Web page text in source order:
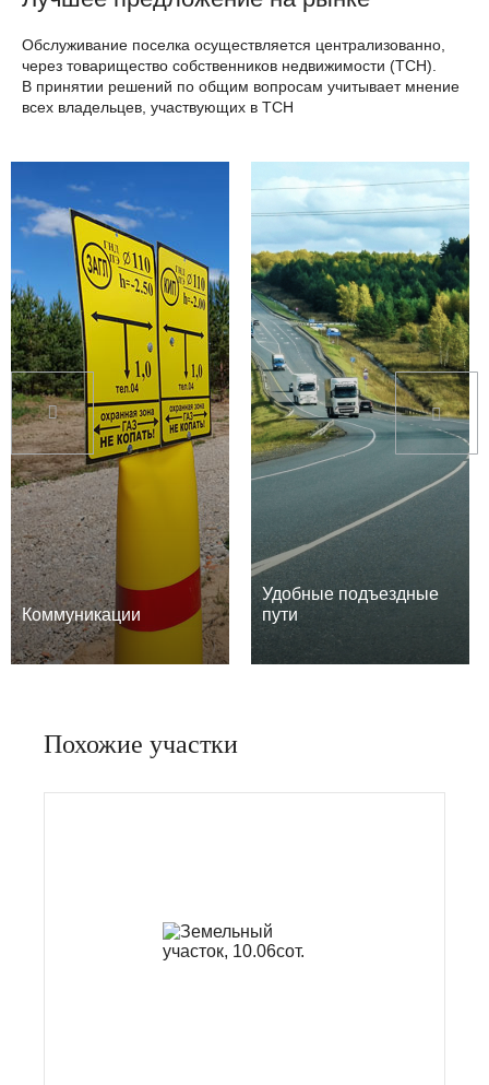
Обслуживание поселка осуществляется централизованно,
через товарищество собственников недвижимости (ТСН).
В принятии решений по общим вопросам учитывает мнение
всех владельцев, участвующих в ТСН
Коммуникации
Удобные подъездные
пути
Похожие участки